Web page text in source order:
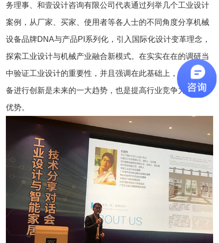
务理事、和壹设计咨询有限公司代表通过列举几个工业设计
案例，从厂家、买家、使用者等各人士的不同角度分享机械
设备品牌DNA与产品PI系列化，引入国际化设计变革理念，
探索工业设计与机械产业融合新模式。在实实在在的调研当
中验证工业设计的重要性，并且强调在此基础上，对机械设
备进行创新是未来的一大趋势，也是提高行业竞争力的一大
优势。